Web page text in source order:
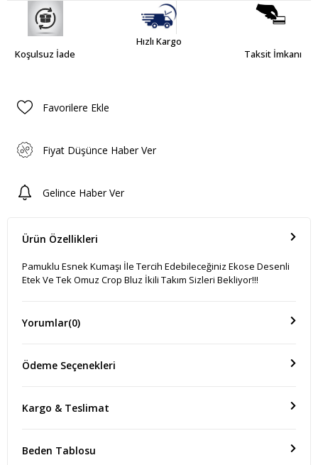
Koşulsuz İade
Hızlı Kargo
Taksit İmkanı
Favorilere Ekle
Fiyat Düşünce Haber Ver
Gelince Haber Ver
Ürün Özellikleri
Pamuklu Esnek Kumaşı İle Tercih Edebileceğiniz Ekose Desenli
Etek Ve Tek Omuz Crop Bluz İkili Takım Sizleri Bekliyor!!!
Yorumlar(0)
Ödeme Seçenekleri
Kargo & Teslimat
Beden Tablosu